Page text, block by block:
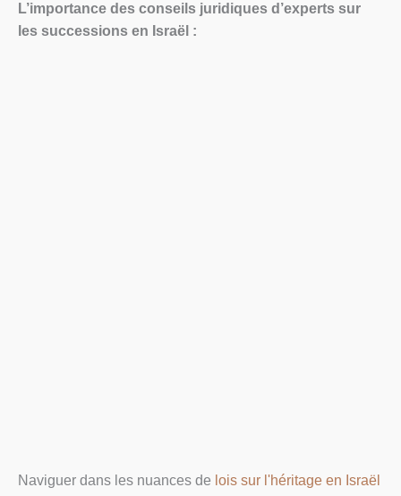
L’importance des conseils juridiques d’experts sur
les successions en Israël :
Naviguer dans les nuances de lois sur l'héritage en Israël